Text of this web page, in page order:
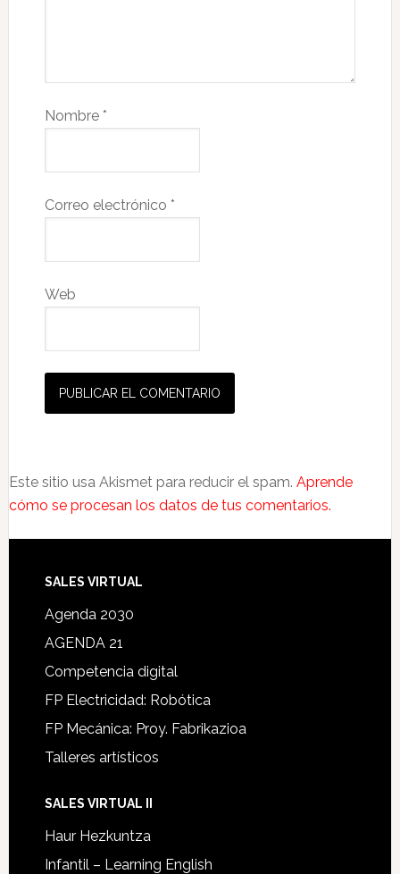
Nombre *
Correo electrónico *
Web
Este sitio usa Akismet para reducir el spam. Aprende
cómo se procesan los datos de tus comentarios.
SALES VIRTUAL
Agenda 2030
AGENDA 21
Competencia digital
FP Electricidad: Robótica
FP Mecánica: Proy. Fabrikazioa
Talleres artísticos
SALES VIRTUAL II
Haur Hezkuntza
Infantil – Learning English